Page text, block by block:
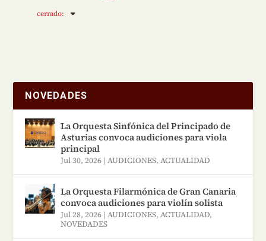
cerrado:
NOVEDADES
La Orquesta Sinfónica del Principado de
Asturias convoca audiciones para viola
principal
Jul 30, 2026 |AUDICIONES,ACTUALIDAD
La Orquesta Filarmónica de Gran Canaria
convoca audiciones para violín solista
Jul 28, 2026 |AUDICIONES,ACTUALIDAD,
NOVEDADES